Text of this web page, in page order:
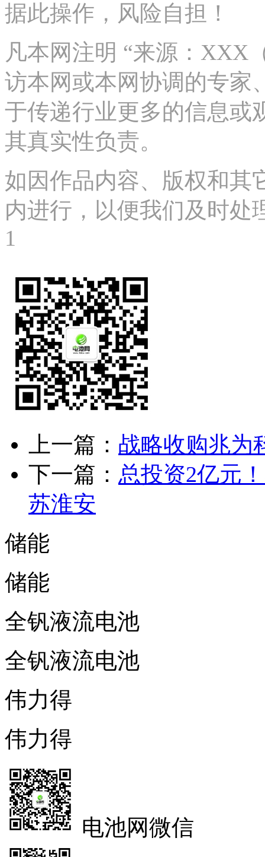
据此操作，风险自担！
凡本网注明 “来源：XXX
访本网或本网协调的专家
于传递行业更多的信息或
其真实性负责。
如因作品内容、版权和其
内进行，以便我们及时处
1
上一篇： 战略收购兆为
下一篇： 总投资2亿元
苏淮安
储能
储能
全钒液流电池
全钒液流电池
伟力得
伟力得
电池网微信